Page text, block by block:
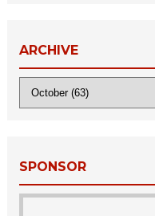
ARCHIVE
SPONSOR